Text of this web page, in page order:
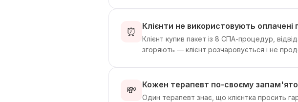
⏰ Клієнти не використовують оплачені
Клієнт купив пакет із 8 СПА-процедур,
згоряють — клієнт розчаровується і не
💸 Кожен терапевт по-своєму
Один терапевт знає, що клієнтка просить